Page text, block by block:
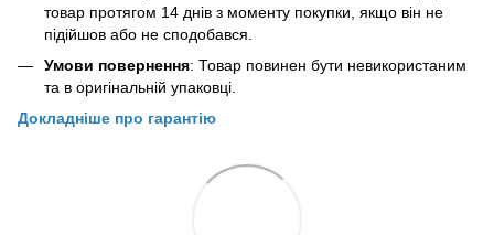
товар протягом 14 днів з моменту покупки, якщо він не
підійшов або не сподобався.
Умови повернення: Товар повинен бути невикористаним
та в оригінальній упаковці.
Докладніше про гарантію